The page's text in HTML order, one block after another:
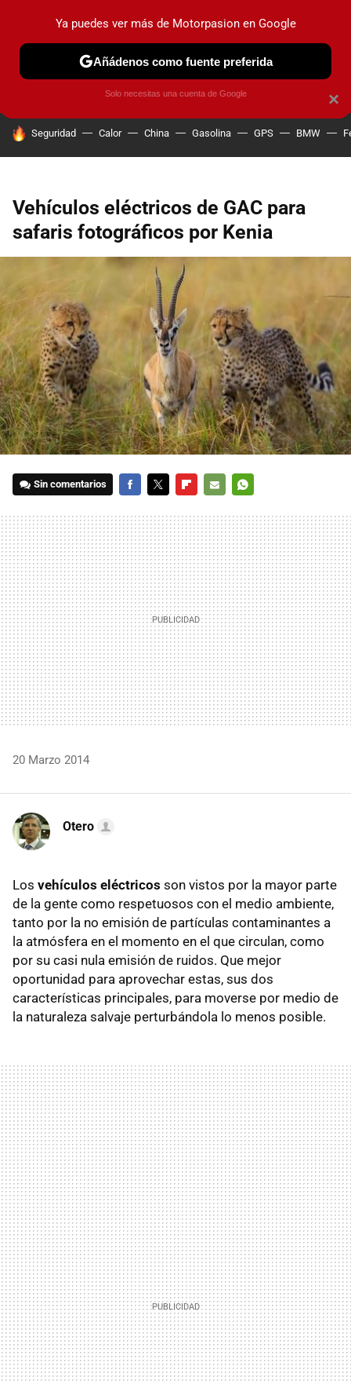
PRUEBAS COCHES ELÉCTRICOS OBSERVATORIO
HOY SE HABLA DE
Seguridad Calor China Gasolina GPS BMW
Vehículos eléctricos de GAC para
safaris fotográficos por Kenia
Sin comentarios
MAIL
20 Marzo 2014
Otero
Los vehículos eléctricos son vistos por la mayor parte
de la gente como respetuosos con el medio ambiente,
tanto por la no emisión de partículas contaminantes a
la atmósfera en el momento en el que circulan, como
por su casi nula emisión de ruidos. Que mejor
oportunidad para aprovechar estas, sus dos
características principales, para moverse por medio de
la naturaleza salvaje perturbándola lo menos posible.
×
Ya puedes ver más de Motorpasion en Google
Añádenos como fuente preferida
Solo necesitas una cuenta de Google